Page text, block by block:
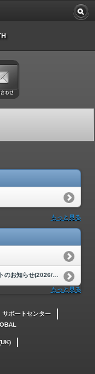
もっと見る
もっと見る
サポートセンター